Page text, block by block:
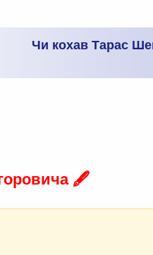
Чи кохав Тарас
🖋️